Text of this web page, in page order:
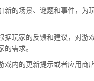
新的场景、谜题和事件，为
据玩家的反馈和建议，对游
需求。
戏内的更新提示或者应用商